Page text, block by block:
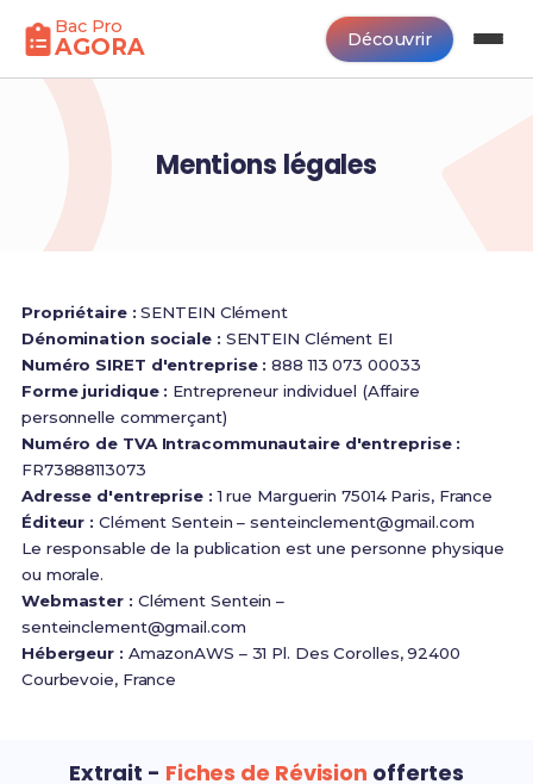
Bac Pro
AGORA Découvrir
Mentions légales
Propriétaire :SENTEIN Clément
Dénomination sociale : SENTEIN Clément EI
Numéro SIRET d'entreprise :888 113 073 00033
Forme juridique : Entrepreneur individuel (Affaire
personnelle commerçant)
Numéro de TVA Intracommunautaire d'entreprise :
FR73888113073
Adresse d'entreprise :1 rue Marguerin 75014 Paris, France
Éditeur : Clément Sentein –senteinclement@gmail.com
Le responsable de la publication est une personne physique
ou morale.
Webmaster : Clément Sentein –
senteinclement@gmail.com
Hébergeur : AmazonAWS – 31 Pl. Des Corolles, 92400
Courbevoie, France
Extrait - Fiches de Révision offertes